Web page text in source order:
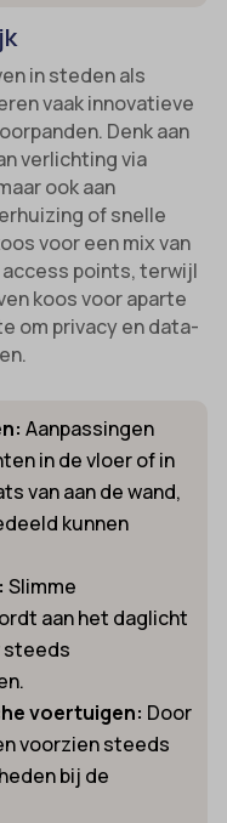
in steden als
vaak innovatieve
Denk aan
verlichting via
ook aan
of snelle
voor een mix van
points, terwijl
koos voor aparte
om privacy en data-
Aanpassingen
in de vloer of in
van aan de wand,
kunnen
Slimme
aan het daglicht
steeds
voertuigen: Door
voorzien steeds
bij de